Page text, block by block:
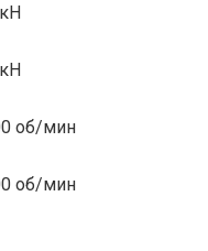
об/мин
об/мин